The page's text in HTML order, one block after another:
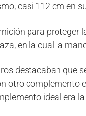
casi 112 cm en
para proteger
en la cual la
destacaban que
otro complemento
ideal era